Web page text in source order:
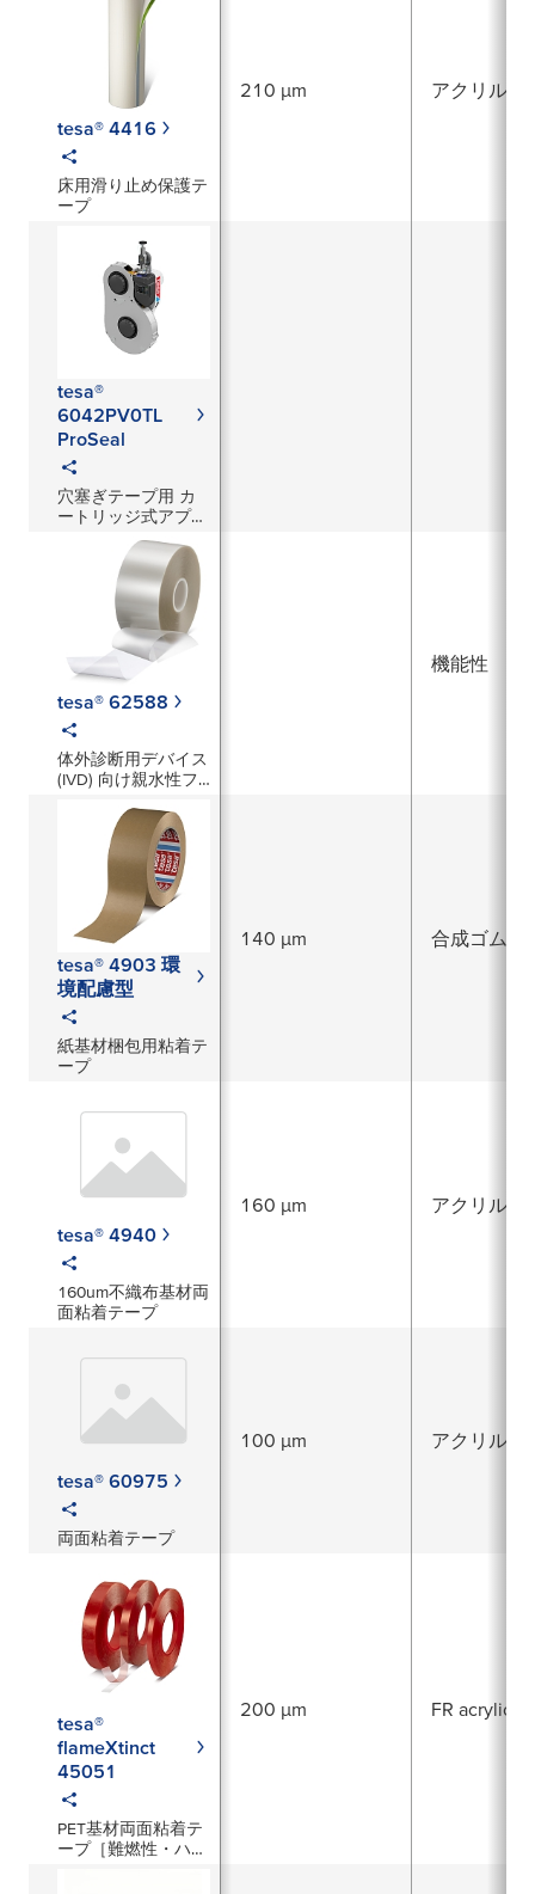
tesa® 4416
床用滑り止め保護テ
ープ
210 µm アクリル系
tesa®
6042PV0TL
ProSeal
穴塞ぎテープ用 カ
ートリッジ式アプリ
tesa® 62588
体外診断用デバイス
(IVD) 向け親水性フ
機能性
tesa® 4903 環
境配慮型
紙基材梱包用粘着テ
ープ
140 µm 合成ゴム
tesa® 4940
160um不織布基材両
面粘着テープ
160 µm アクリル系
tesa® 60975
両面粘着テープ
100 µm アクリル系
tesa®
flameXtinct
45051
PET基材両面粘着テ
ープ［難燃性・ハロ
200 µm FR acrylic